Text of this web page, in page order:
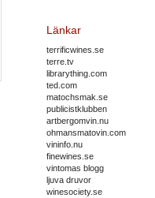
Länkar
terrificwines.se
terre.tv
librarything.com
ted.com
matochsmak.se
publicistklubben
artbergomvin.nu
ohmansmatovin.com
vininfo.nu
finewines.se
vintomas blogg
ljuva druvor
winesociety.se